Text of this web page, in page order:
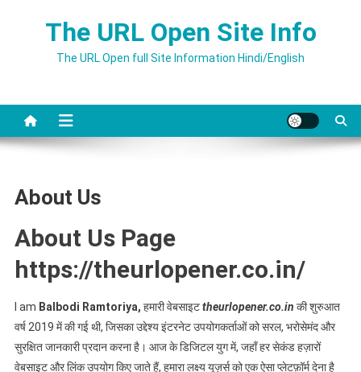
The URL Open Site Info
The URL Open full Site Information Hindi/English
About Us
About Us Page
https://theurlopener.co.in/
I am Balbodi Ramtoriya, हमारी वेबसाइटtheurlopener.co.in की शुरुआत
वर्ष 2019 में की गई थी, जिसका उद्देश्य इंटरनेट उपयोगकर्ताओं को सरल, भरोसेमंद और
सुरक्षित जानकारी प्रदान करना है। आज के डिजिटल युग में, जहाँ हर सेकंड हज़ारों
वेबसाइट और लिंक उपयोग किए जाते हैं, हमारा लक्ष्य यूज़र्स को एक ऐसा प्लेटफ़ॉर्म देना है